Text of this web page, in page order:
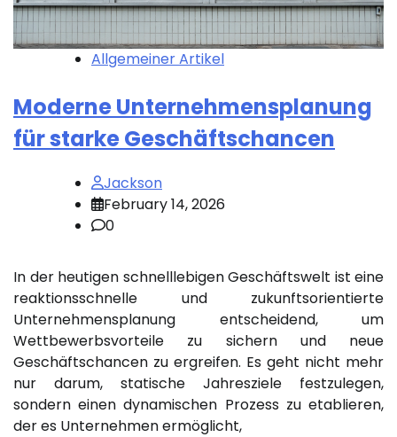
Allgemeiner Artikel
Moderne Unternehmensplanung
für starke Geschäftschancen
Jackson
February 14, 2026
0
In der heutigen schnelllebigen Geschäftswelt ist eine
reaktionsschnelle und zukunftsorientierte
Unternehmensplanung entscheidend, um
Wettbewerbsvorteile zu sichern und neue
Geschäftschancen zu ergreifen. Es geht nicht mehr
nur darum, statische Jahresziele festzulegen,
sondern einen dynamischen Prozess zu etablieren,
der es Unternehmen ermöglicht,